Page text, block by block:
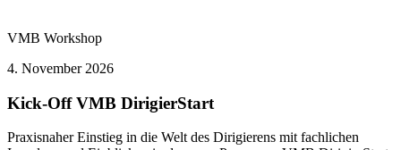
VMB Workshop
4. November 2026
Kick-Off VMB DirigierStart
Praxisnaher Einstieg in die Welt des Dirigierens mit fachlichen